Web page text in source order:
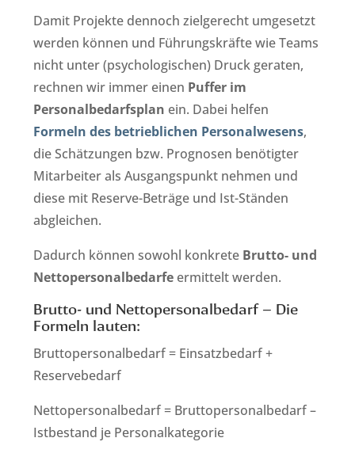
Damit Projekte dennoch zielgerecht umgesetzt
werden können und Führungskräfte wie Teams
nicht unter (psychologischen) Druck geraten,
rechnen wir immer einen Puffer im
Personalbedarfsplan ein. Dabei helfen
Formeln des betrieblichen Personalwesens,
die Schätzungen bzw. Prognosen benötigter
Mitarbeiter als Ausgangspunkt nehmen und
diese mit Reserve-Beträge und Ist-Ständen
abgleichen.
Dadurch können sowohl konkrete Brutto- und
Nettopersonalbedarfe ermittelt werden.
Brutto- und Nettopersonalbedarf – Die
Formeln lauten:
Bruttopersonalbedarf = Einsatzbedarf +
Reservebedarf
Nettopersonalbedarf = Bruttopersonalbedarf –
Istbestand je Personalkategorie